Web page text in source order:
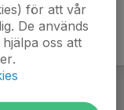
för att vår
De används
oss att